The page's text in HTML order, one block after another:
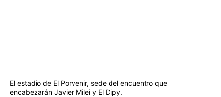
El estadio de El Porvenir, sede del encuentro que
encabezarán Javier Milei y El Dipy.